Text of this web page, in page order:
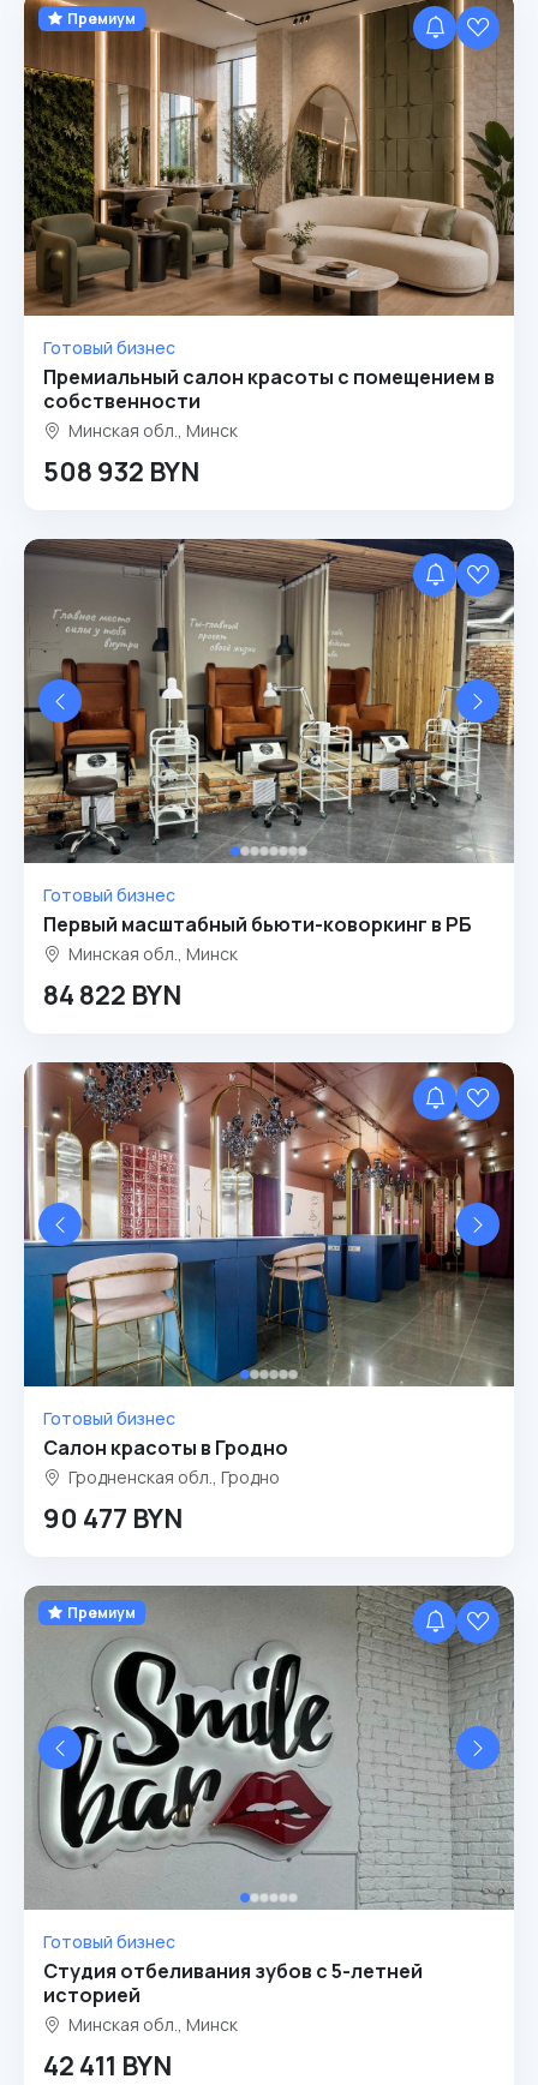
Премиум
Готовый бизнес
Премиальный салон красоты с помещением в
собственности
Минская обл., Минск
508 932 BYN
Готовый бизнес
Первый масштабный бьюти-коворкинг в РБ
Минская обл., Минск
84 822 BYN
Готовый бизнес
Салон красоты в Гродно
Гродненская обл., Гродно
90 477 BYN
Премиум
Готовый бизнес
Cтудия отбеливания зубов с 5-летней
историей
Минская обл., Минск
42 411 BYN